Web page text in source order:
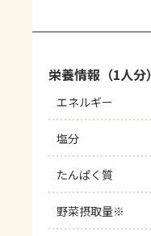
栄養情報（1人分）
エネルギー
塩分
たんぱく質
野菜摂取量※